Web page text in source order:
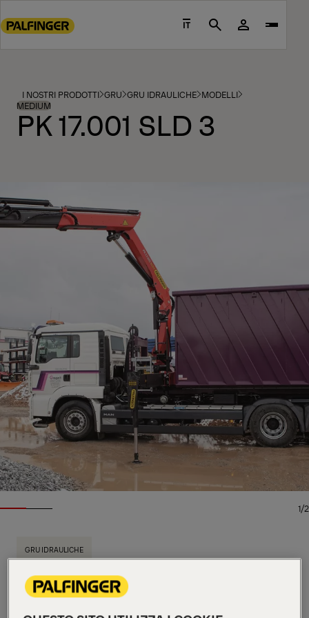
to
footer
content
IT Search
I NOSTRI PRODOTTI GRU GRU IDRAULICHE MODELLI
MEDIUM
PK 17.001 SLD 3
1/2
GRU IDRAULICHE
Specifiche principali
Momento massimo di sollevamento